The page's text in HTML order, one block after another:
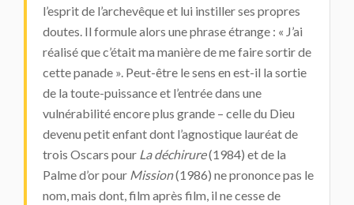
l’esprit de l’archevêque et lui instiller ses propres
doutes. Il formule alors une phrase étrange : « J’ai
réalisé que c’était ma manière de me faire sortir de
cette panade ». Peut-être le sens en est-il la sortie
de la toute-puissance et l’entrée dans une
vulnérabilité encore plus grande – celle du Dieu
devenu petit enfant dont l’agnostique lauréat de
trois Oscars pour La déchirure(1984) et de la
Palme d’or pour Mission(1986) ne prononce pas le
nom, mais dont, film après film, il ne cesse de